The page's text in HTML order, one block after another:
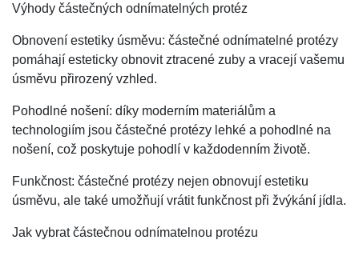
Výhody částečných odnímatelných protéz
Obnovení estetiky úsměvu: částečné odnímatelné protézy
pomáhají esteticky obnovit ztracené zuby a vracejí vašemu
úsměvu přirozený vzhled.
Pohodlné nošení: díky moderním materiálům a
technologiím jsou částečné protézy lehké a pohodlné na
nošení, což poskytuje pohodlí v každodenním životě.
Funkčnost: částečné protézy nejen obnovují estetiku
úsměvu, ale také umožňují vrátit funkčnost při žvýkání jídla.
Jak vybrat částečnou odnímatelnou protézu